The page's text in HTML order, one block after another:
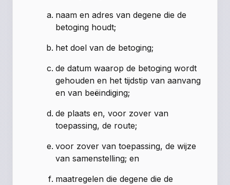
naam en adres van degene die de
betoging houdt;
het doel van de betoging;
de datum waarop de betoging wordt
gehouden en het tijdstip van aanvang
en van beëindiging;
de plaats en, voor zover van
toepassing, de route;
voor zover van toepassing, de wijze
van samenstelling; en
maatregelen die degene die de